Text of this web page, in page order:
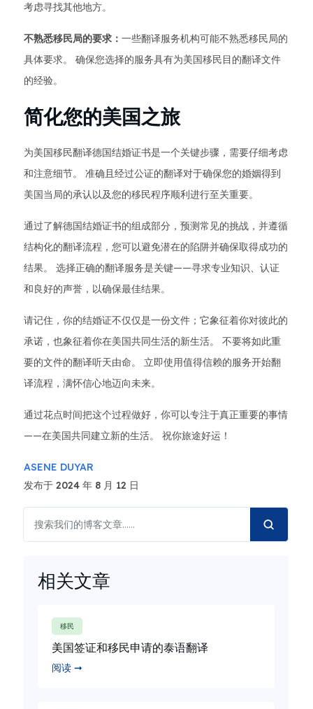
考虑寻找其他地方。
不熟悉移民局的要求： 一些翻译服务机构可能不熟悉移民局的
具体要求。 确保您选择的服务具有为美国移民目的翻译文件
的经验。
简化您的美国之旅
为美国移民翻译德国结婚证书是一个关键步骤，需要仔细考虑
和注意细节。 准确且经过公证的翻译对于确保您的婚姻得到
美国当局的承认以及您的移民程序顺利进行至关重要。
通过了解德国结婚证书的组成部分，预测常见的挑战，并遵循
结构化的翻译流程，您可以避免潜在的陷阱并确保取得成功的
结果。 选择正确的翻译服务是关键——寻求专业知识、认证
和良好的声誉，以确保最佳结果。
请记住，你的结婚证不仅仅是一份文件；它象征着你对彼此的
承诺，也象征着你在美国共同生活的新生活。 不要将如此重
要的文件的翻译听天由命。 立即使用值得信赖的服务开始翻
译流程，满怀信心地迈向未来。
通过花点时间把这个过程做好，你可以专注于真正重要的事情
——在美国共同建立新的生活。 祝你旅途好运！
ASENE DUYAR
发布于 2024 年 8 月 12 日
相关文章
移民
美国签证和移民申请的泰语翻译
阅读 ➞